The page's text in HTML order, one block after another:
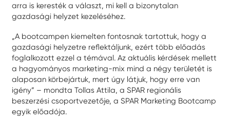
arra is keresték a választ, mi kell a bizonytalan
gazdasági helyzet kezeléséhez.
„A bootcampen kiemelten fontosnak tartottuk, hogy a
gazdasági helyzetre reflektáljunk, ezért több előadás
foglalkozott ezzel a témával. Az aktuális kérdések mellett
a hagyományos marketing-mix mind a négy területét is
alaposan körbejártuk, mert úgy látjuk, hogy erre van
igény” – mondta Tollas Attila, a SPAR regionális
beszerzési csoportvezetője, a SPAR Marketing Bootcamp
egyik előadója.